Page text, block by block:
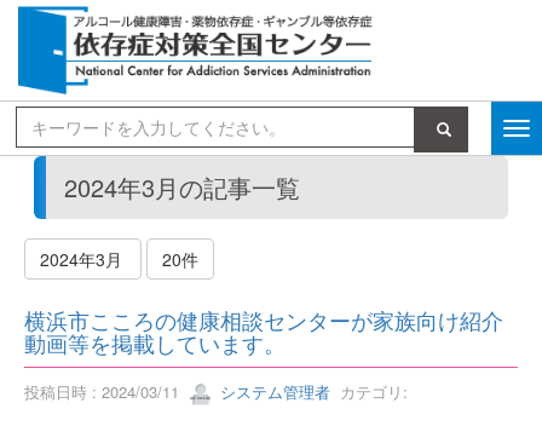
検索
2024年3月の記事一覧
2024年3月 20件
横浜市こころの健康相談センターが家族向け紹介
動画等を掲載しています。
投稿日時 : 2024/03/11 システム管理者 カテゴリ: